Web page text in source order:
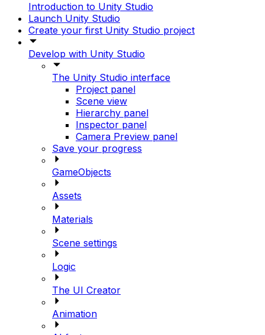
Introduction to Unity Studio
Launch Unity Studio
Create your first Unity Studio project
Develop with Unity Studio
The Unity Studio interface
Project panel
Scene view
Hierarchy panel
Inspector panel
Camera Preview panel
Save your progress
GameObjects
Assets
Materials
Scene settings
Logic
The UI Creator
Animation